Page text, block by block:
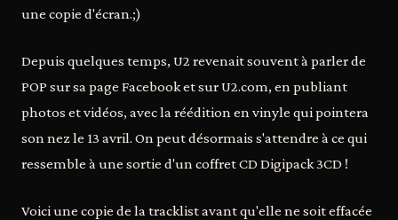
une copie d'écran.;)
Depuis quelques temps, U2 revenait souvent à parler de
POP sur sa page Facebook et sur U2.com, en publiant
photos et vidéos, avec la réédition en vinyle qui pointera
son nez le 13 avril. On peut désormais s'attendre à ce qui
ressemble à une sortie d'un coffret CD Digipack 3CD !
Voici une copie de la tracklist avant qu'elle ne soit effacée